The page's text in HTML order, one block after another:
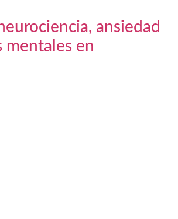
ansiedad
mentales en